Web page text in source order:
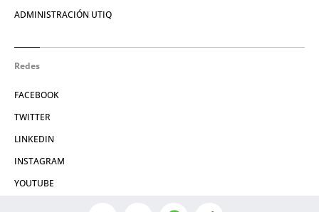
ADMINISTRACIÓN UTIQ
Redes
FACEBOOK
TWITTER
LINKEDIN
INSTAGRAM
YOUTUBE